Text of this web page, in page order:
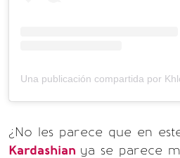
¿No les parece que en
Kardashian ya se parece